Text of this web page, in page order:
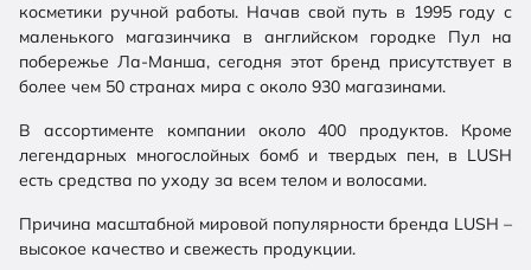
косметики ручной работы. Начав свой путь в 1995 году с
маленького магазинчика в английском городке Пул на
побережье Ла-Манша, сегодня этот бренд присутствует в
более чем 50 странах мира с около 930 магазинами.
В ассортименте компании около 400 продуктов. Кроме
легендарных многослойных бомб и твердых пен, в LUSH
есть средства по уходу за всем телом и волосами.
Причина масштабной мировой популярности бренда LUSH –
высокое качество и свежесть продукции.